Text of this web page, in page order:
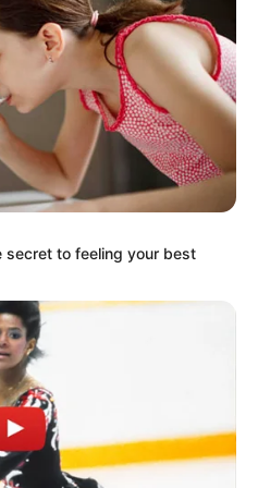
κάτι που θα
αμηχανία στον άλλο
ζημιά στη σχέση. Για
να
απόσταση, να έχεις
τον σύντροφό
Τζόκερ το 2026:
2026: Πότε θα γίνει η
secret to feeling your best